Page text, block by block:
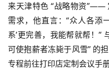
来天津特色 “战略物资”——
需求，他直言：“众人各添
系’更完善，我能帮就帮！”
可使抱薪者冻毙于风雪” 的
专程前往打印店定制会议手